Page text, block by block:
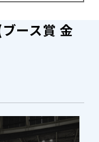
ース賞 金